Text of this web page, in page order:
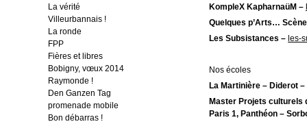
La vérité
Villeurbannais !
La ronde
FPP
Fières et libres
Bobigny, vœux 2014
Raymonde !
Den Ganzen Tag
promenade mobile
Bon débarras !
KompleX KapharnaüM –
Quelques p’Arts…
Les Subsistances – les-
Nos écoles
La Martinière – Diderot –
Master Projets culturels
Paris 1, Panthéon –